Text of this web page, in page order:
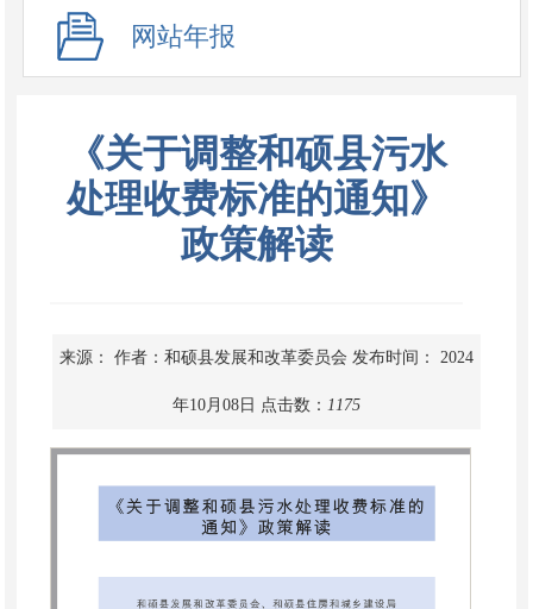
网站年报
《关于调整和硕县污水
处理收费标准的通知》
政策解读
来源： 作者：和硕县发展和改革委员会 发布时间： 2024
年10月08日 点击数： 1175